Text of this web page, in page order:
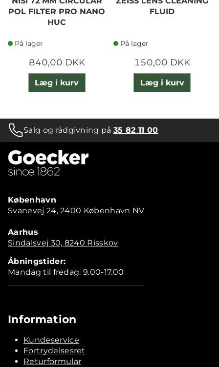
POL FILTER PRO NANO
HUC
På lager
840,00 DKK
Læg i kurv
FLUID
På lager
150,00 DKK
Læg i kurv
Salg og rådgivning på35 82 11 00
København
Svanevej 24, 2400 København NV
Aarhus
Sindalsvej 30, 8240 Risskov
Åbningstider:
Mandag til fredag: 9.00-17.00
Information
Kundeservice
Fortrydelsesret
Returformular